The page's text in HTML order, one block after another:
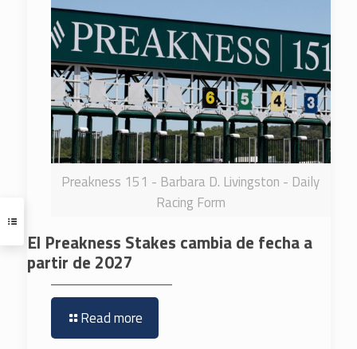
Preakness 151 - Barbara D. Livingston - Daily
Racing Form
El Preakness Stakes cambia de fecha a
partir de 2027
Read more